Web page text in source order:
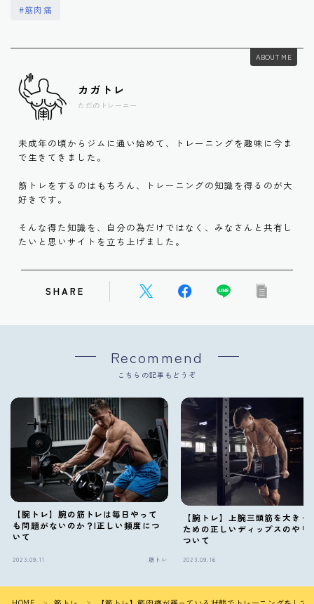
#筋肉痛
ABOUT ME
カガトレ
ただのトレーニー
未成年の頃からジムに通い始めて、トレーニングを趣味に今ま
で生きてきました。
筋トレをするのはもちろん、トレーニングの知識を得るのが大
好きです。
そんな得た知識を、自分の為だけではなく、みなさんと共有し
たいと思いサイトを立ち上げました。
SHARE
Recommend
こちらの記事もどうぞ
【腕トレ】腕の筋トレは毎日やって
も問題がないのか？|正しい頻度につ
いて
2023.09.11 筋トレ
【腕トレ】上腕三頭筋を大きく
ための正しいディップスのやり
ついて
2023.09.16
＞ ＞